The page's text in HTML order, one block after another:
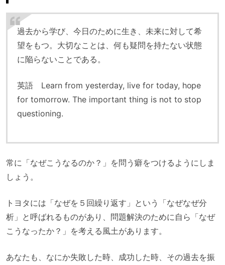
過去から学び、今日のために生き、未来に対して希
望をもつ。大切なことは、何も疑問を持たない状態
に陥らないことである。
英語 Learn from yesterday, live for today, hope
for tomorrow. The important thing is not to stop
questioning.
常に「なぜこうなるのか？」を問う癖をつけるようにしま
しょう。
トヨタには「なぜを５回繰り返す」という「なぜなぜ分
析」と呼ばれるものがあり、問題解決のために自ら「なぜ
こうなったか？」を考える風土があります。
あなたも、なにか失敗した時、成功した時、その過去を振